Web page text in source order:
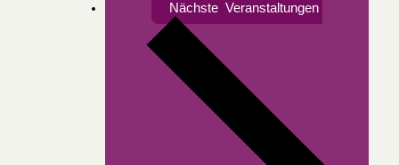
Nächste Veranstaltungen